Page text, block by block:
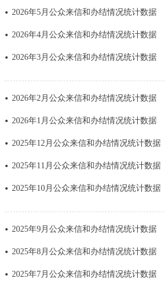
各区热点
政务公开
政策兑现 政策解读
决策公开 专题公开
政务服务
便民服务 利企服务
中介服务 阳光政务
2026年5月公众来信和办结情况统计数据
2026年4月公众来信和办结情况统计数据
2026年3月公众来信和办结情况统计数据
2026年2月公众来信和办结情况统计数据
2026年1月公众来信和办结情况统计数据
2025年12月公众来信和办结情况统计数据
2025年11月公众来信和办结情况统计数据
2025年10月公众来信和办结情况统计数据
2025年9月公众来信和办结情况统计数据
2025年8月公众来信和办结情况统计数据
2025年7月公众来信和办结情况统计数据